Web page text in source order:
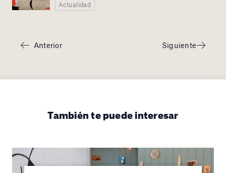
Actualidad
Anterior Siguiente
También te puede interesar